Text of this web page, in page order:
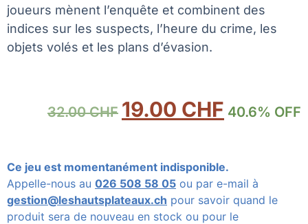
joueurs mènent l’enquête et combinent des
indices sur les suspects, l’heure du crime, les
objets volés et les plans d’évasion.
32.00CHF 19.00 CHF 40.6% OFF
Ce jeu est momentanément indisponible.
Appelle-nous au 026 508 58 05 ou par e-mail à
gestion@leshautsplateaux.ch pour savoir quand le
produit sera de nouveau en stock ou pour le